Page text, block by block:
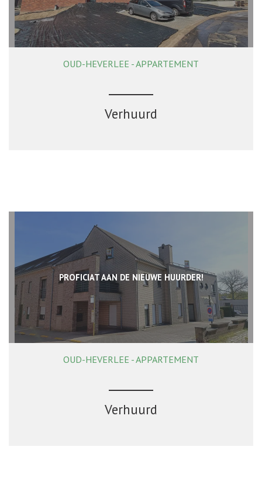
81 m² 1 1 Ja
OUD-HEVERLEE - APPARTEMENT
Verhuurd
PROFICIAT AAN DE NIEUWE HUURDER!
117 m² 2 1 Ja
OUD-HEVERLEE - APPARTEMENT
Verhuurd